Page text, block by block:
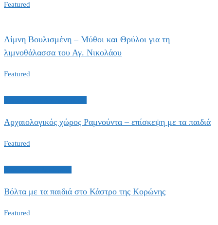
Featured
Λίμνη Βουλισμένη – Μύθοι και Θρύλοι για τη
λιμνοθάλασσα του Αγ. Νικολάου
Featured
Αρχαιολογικός χώρος Ραμνούντα – επίσκεψη με τα παιδιά
Featured
Βόλτα με τα παιδιά στο Κάστρο της Κορώνης
Featured